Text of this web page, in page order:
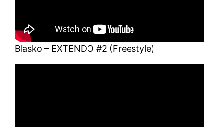
Blasko – EXTENDO #2 (Freestyle)